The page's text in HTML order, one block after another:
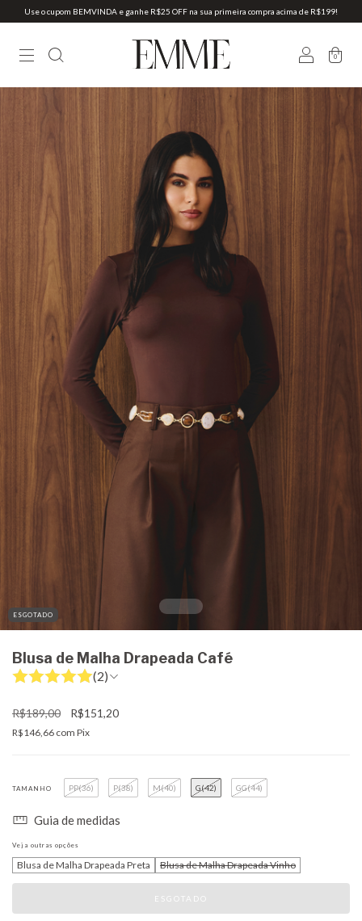
Use o cupom BEMVINDA e ganhe R$25 OFF na sua primeira compra acima de R$199!
0
ESGOTADO
Blusa de Malha Drapeada Café
(2)
R$189,00 R$151,20
R$146,66 com Pix
TAMANHO PP(36) P(38) M(40) G(42) GG(44)
Guia de medidas
Veja outras opções
Blusa de Malha Drapeada Preta Blusa de Malha Drapeada Vinho